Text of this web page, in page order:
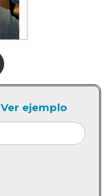
Ver ejemplo